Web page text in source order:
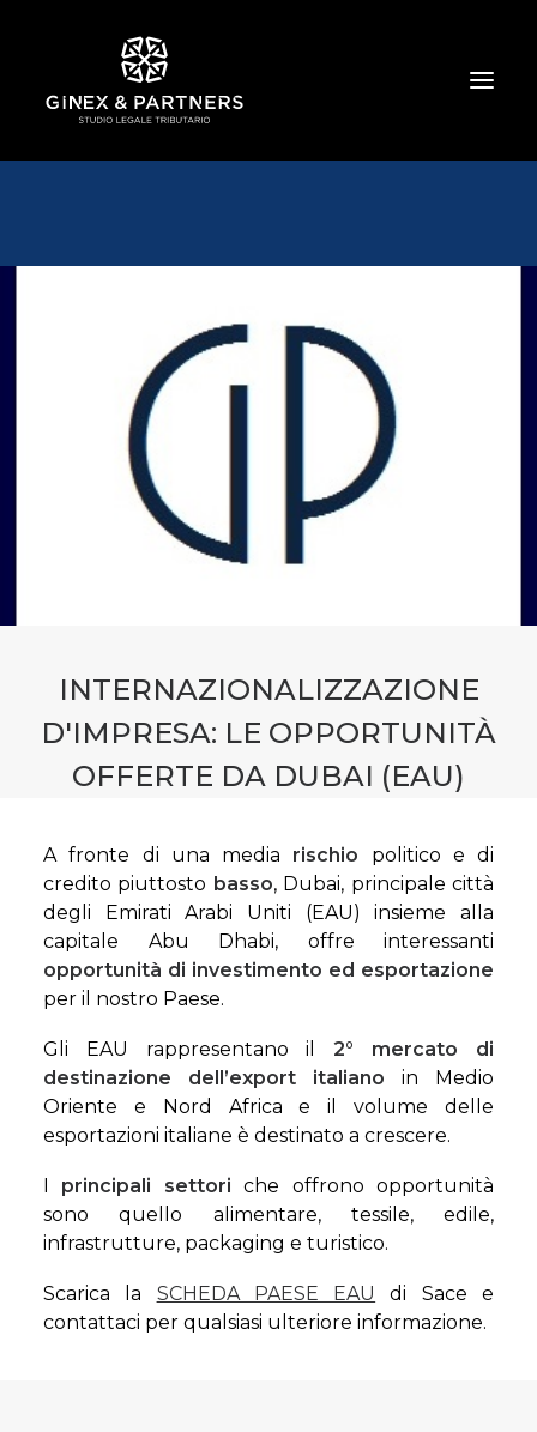
CHI SIAMO
GESTIONE E PROTEZIONE DEL PATRIMONIO
SOCIETARIO E CONTRATTUALISTICA
COMMERCIO INTERNAZIONALE
BANCARIO E FINANZIARIO
NEWS ED EVENTI
INTERNAZIONALIZZAZIONE
D'IMPRESA: LE OPPORTUNITÀ
OFFERTE DA DUBAI (EAU)
A fronte di una media rischio politico e di
credito piuttosto basso, Dubai, principale città
degli Emirati Arabi Uniti (EAU) insieme alla
capitale Abu Dhabi, offre interessanti
opportunità di investimento ed esportazione
per il nostro Paese.
Gli EAU rappresentano il2° mercato di
destinazione dell’export italiano in Medio
Oriente e Nord Africa e il volume delle
esportazioni italiane è destinato a crescere.
I principali settori che offrono opportunità
sono quello alimentare, tessile, edile,
infrastrutture, packaging e turistico.
Scarica la SCHEDA PAESE EAU
di Sace e
contattaci per qualsiasi ulteriore informazione.